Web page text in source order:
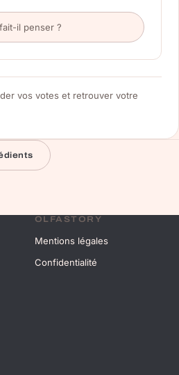
vos votes et retrouver votre
OLFASTORY
Mentions légales
Confidentialité